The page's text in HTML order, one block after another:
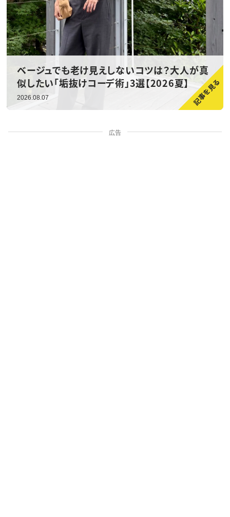
ベージュでも老け見えしないコツは？大人が真
似したい「垢抜けコーデ術」3選【2026夏】
2026.08.07
広告